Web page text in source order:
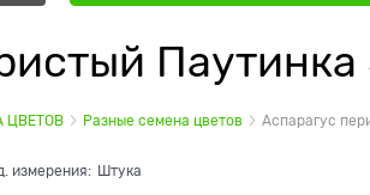
ЦВЕТОВ Разные семена цветов Аспарагус
измерения: Штука